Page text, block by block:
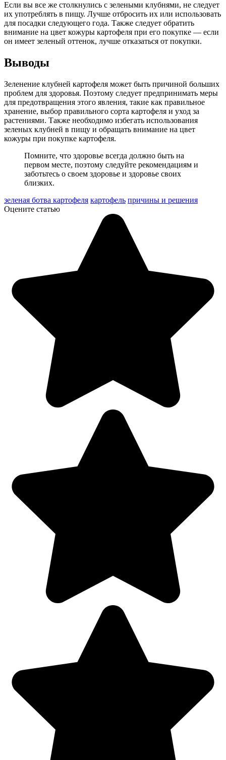
Если вы все же столкнулись с зелеными клубнями, не следует
их употреблять в пищу. Лучше отбросить их или использовать
для посадки следующего года. Также следует обратить
внимание на цвет кожуры картофеля при его покупке — если
он имеет зеленый оттенок, лучше отказаться от покупки.
Выводы
Зеленение клубней картофеля может быть причиной больших
проблем для здоровья. Поэтому следует предпринимать меры
для предотвращения этого явления, такие как правильное
хранение, выбор правильного сорта картофеля и уход за
растениями. Также необходимо избегать использования
зеленых клубней в пищу и обращать внимание на цвет
кожуры при покупке картофеля.
Помните, что здоровье всегда должно быть на
первом месте, поэтому следуйте рекомендациям и
заботьтесь о своем здоровье и здоровье своих
близких.
зеленая ботва картофеля картофель причины и решения
Оцените статью